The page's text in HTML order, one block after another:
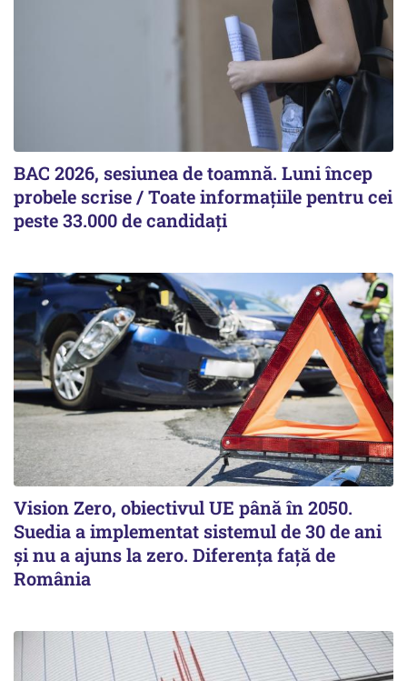
BAC 2026, sesiunea de toamnă. Luni încep
probele scrise / Toate informațiile pentru cei
peste 33.000 de candidați
Vision Zero, obiectivul UE până în 2050.
Suedia a implementat sistemul de 30 de ani
şi nu a ajuns la zero. Diferenţa faţă de
România